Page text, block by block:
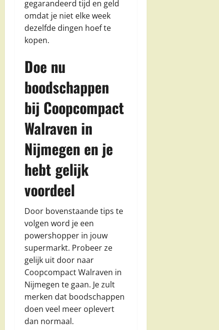
gegarandeerd tijd en geld
omdat je niet elke week
dezelfde dingen hoef te
kopen.
Doe nu
boodschappen
bij Coopcompact
Walraven in
Nijmegen en je
hebt gelijk
voordeel
Door bovenstaande tips te
volgen word je een
powershopper in jouw
supermarkt. Probeer ze
gelijk uit door naar
Coopcompact Walraven in
Nijmegen te gaan. Je zult
merken dat boodschappen
doen veel meer oplevert
dan normaal.